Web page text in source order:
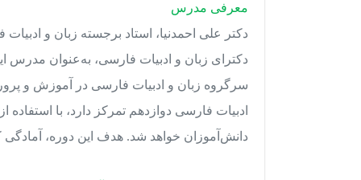
معرفی مدرس
دکترای زبان و ادبیات فارسی، به‌عنوان
سرگروه زبان و ادبیات فارسی در آموزش و
ادبیات فارسی دوازدهم تمرکز دارد، با
دانش‌آموزان خواهد شد. هدف این دوره،